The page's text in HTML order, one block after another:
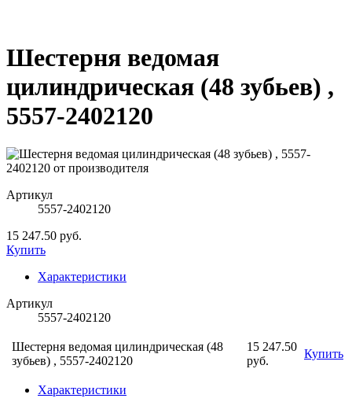
Шестерня ведомая
цилиндрическая (48 зубьев) ,
5557-2402120
Артикул
5557-2402120
15 247.50 руб.
Купить
Характеристики
Артикул
5557-2402120
Шестерня ведомая цилиндрическая (48
зубьев) , 5557-2402120
15 247.50
руб.
Купить
Характеристики